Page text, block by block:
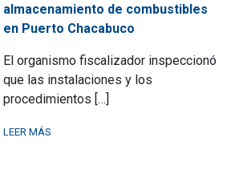
almacenamiento de combustibles
en Puerto Chacabuco
El organismo fiscalizador inspeccionó
que las instalaciones y los
procedimientos […]
LEER MÁS